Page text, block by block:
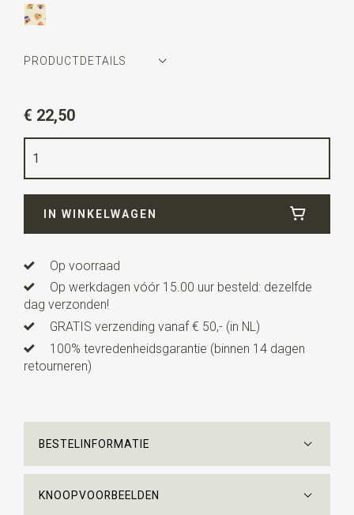
PRODUCTDETAILS
creme / groen / orange / paars
Kwaliteit
Lengteca. 142 cm
€ 22,50
IN WINKELWAGEN
Op voorraad
Op werkdagen vóór 15.00 uur besteld: dezelfde
dag verzonden!
GRATIS verzending vanaf € 50,- (in NL)
100% tevredenheidsgarantie (binnen 14 dagen
retourneren)
BESTELINFORMATIE
KNOOPVOORBEELDEN